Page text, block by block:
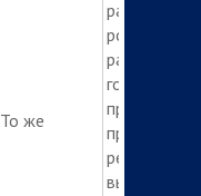
То же
ранние
роста
растений. В
год
применения
препарата
высевать